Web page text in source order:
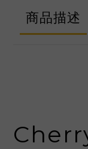
商品描述